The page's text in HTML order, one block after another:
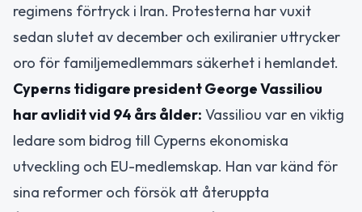
regimens förtryck i Iran. Protesterna har vuxit
sedan slutet av december och exiliranier uttrycker
oro för familjemedlemmars säkerhet i hemlandet.
Cyperns tidigare president George Vassiliou
har avlidit vid 94 års ålder: Vassiliou var en viktig
ledare som bidrog till Cyperns ekonomiska
utveckling och EU-medlemskap. Han var känd för
sina reformer och försök att återuppta